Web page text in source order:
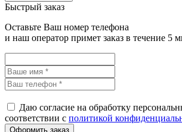
Быстрый заказ
Оставьте Ваш номер телефона
и наш оператор примет заказ в течение 5
Даю согласие на обработку
соответствии с политикой